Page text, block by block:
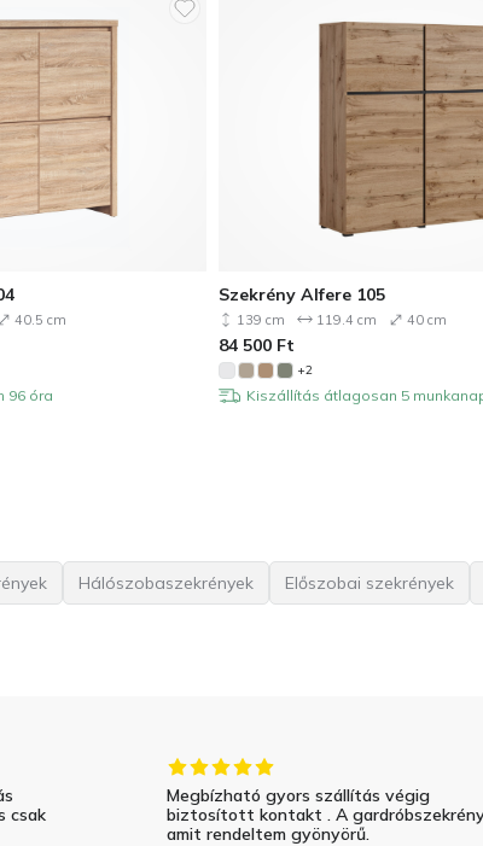
40.5 cm
96 óra
Szekrény Alfere 105
139 cm 119.4 cm 40 cm
84 500 Ft
+2
Kiszállítás átlagosan 5
Hálószobaszekrények Előszobai szekrények
csak
Megbízható gyors szállítás végig
biztosított kontakt . A
amit rendeltem gyönyörű.